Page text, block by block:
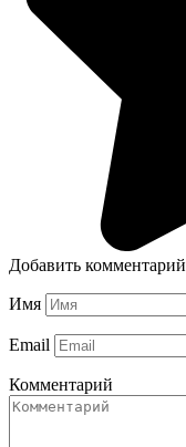
Добавить комментарий
Имя
Email
Комментарий